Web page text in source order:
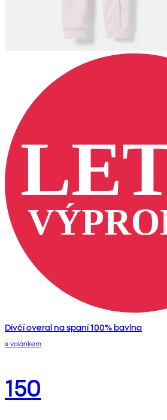
Dívčí overal na spaní 100% bavlna
s volánkem
150